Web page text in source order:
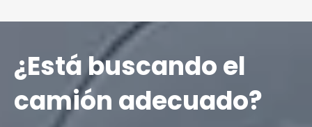
¿Está buscando el
camión adecuado?